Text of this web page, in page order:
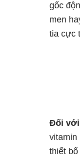
gốc
men
tia cực
Đối
vitamin
thiết